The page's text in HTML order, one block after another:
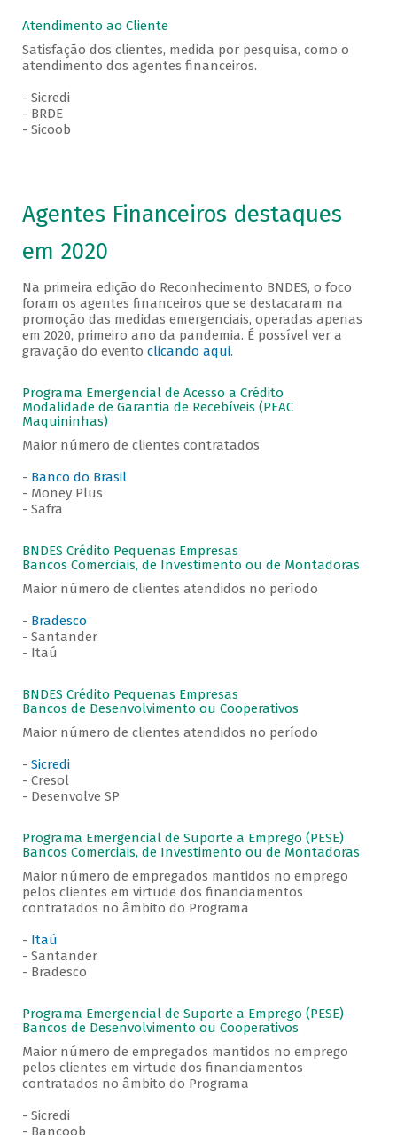
Atendimento ao Cliente
Satisfação dos clientes, medida por pesquisa, como o
atendimento dos agentes financeiros.
- Sicredi
- BRDE
- Sicoob
Agentes Financeiros destaques
em 2020
Na primeira edição do Reconhecimento BNDES, o foco
foram os agentes financeiros que se destacaram na
promoção das medidas emergenciais, operadas apenas
em 2020, primeiro ano da pandemia. É possível ver a
gravação do evento clicando aqui.
Programa Emergencial de Acesso a Crédito
Modalidade de Garantia de Recebíveis (PEAC
Maquininhas)
Maior número de clientes contratados
- Banco do Brasil
- Money Plus
- Safra
BNDES Crédito Pequenas Empresas
Bancos Comerciais, de Investimento ou de Montadoras
Maior número de clientes atendidos no período
- Bradesco
- Santander
- Itaú
BNDES Crédito Pequenas Empresas
Bancos de Desenvolvimento ou Cooperativos
Maior número de clientes atendidos no período
- Sicredi
- Cresol
- Desenvolve SP
Programa Emergencial de Suporte a Emprego (PESE)
Bancos Comerciais, de Investimento ou de Montadoras
Maior número de empregados mantidos no emprego
pelos clientes em virtude dos financiamentos
contratados no âmbito do Programa
- Itaú
- Santander
- Bradesco
Programa Emergencial de Suporte a Emprego (PESE)
Bancos de Desenvolvimento ou Cooperativos
Maior número de empregados mantidos no emprego
pelos clientes em virtude dos financiamentos
contratados no âmbito do Programa
- Sicredi